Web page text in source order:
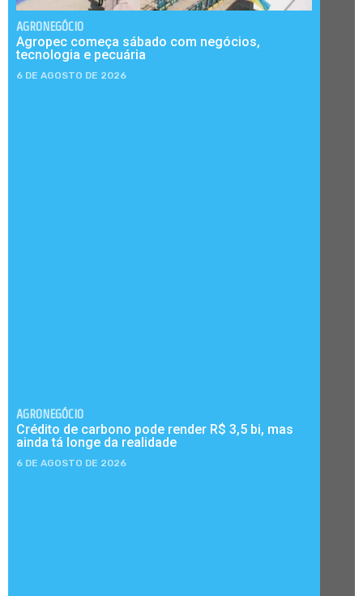
AGRONEGÓCIO
Agropec começa sábado com negócios,
tecnologia e pecuária
6 DE AGOSTO DE 2026
AGRONEGÓCIO
Crédito de carbono pode render R$ 3,5 bi, mas
ainda tá longe da realidade
6 DE AGOSTO DE 2026